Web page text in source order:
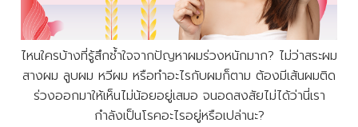
ไหนใครบ้างที่รู้สึกช้ำใจจากปัญหาผมร่วงหนักมาก? ไม่ว่าสระผม
สางผม ลูบผม หวีผม หรือทำอะไรกับผมก็ตาม ต้องมีเส้นผมติด
ร่วงออกมาให้เห็นไม่น้อยอยู่เสมอ จนอดสงสัยไม่ได้ว่านี่เรา
กำลังเป็นโรคอะไรอยู่หรือเปล่านะ?